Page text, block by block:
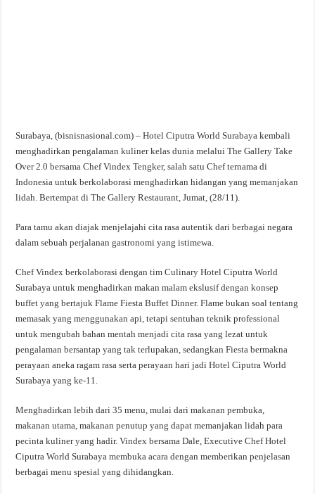
Surabaya, (bisnisnasional.com) – Hotel Ciputra World Surabaya kembali
menghadirkan pengalaman kuliner kelas dunia melalui The Gallery Take
Over 2.0 bersama Chef Vindex Tengker, salah satu Chef ternama di
Indonesia untuk berkolaborasi menghadirkan hidangan yang memanjakan
lidah. Bertempat di The Gallery Restaurant, Jumat, (28/11).
Para tamu akan diajak menjelajahi cita rasa autentik dari berbagai negara
dalam sebuah perjalanan gastronomi yang istimewa.
Chef Vindex berkolaborasi dengan tim Culinary Hotel Ciputra World
Surabaya untuk menghadirkan makan malam ekslusif dengan konsep
buffet yang bertajuk Flame Fiesta Buffet Dinner. Flame bukan soal tentang
memasak yang menggunakan api, tetapi sentuhan teknik professional
untuk mengubah bahan mentah menjadi cita rasa yang lezat untuk
pengalaman bersantap yang tak terlupakan, sedangkan Fiesta bermakna
perayaan aneka ragam rasa serta perayaan hari jadi Hotel Ciputra World
Surabaya yang ke-11.
Menghadirkan lebih dari 35 menu, mulai dari makanan pembuka,
makanan utama, makanan penutup yang dapat memanjakan lidah para
pecinta kuliner yang hadir. Vindex bersama Dale, Executive Chef Hotel
Ciputra World Surabaya membuka acara dengan memberikan penjelasan
berbagai menu spesial yang dihidangkan.